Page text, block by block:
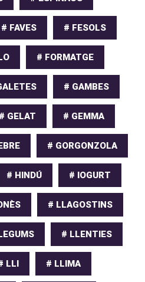
# FAVES # FESOLS
# FORMATGE
# GAMBES
# GELAT # GEMMA
# GORGONZOLA
# HINDÚ # IOGURT
# LLAGOSTINS
# LLENTIES
LLI # LLIMA